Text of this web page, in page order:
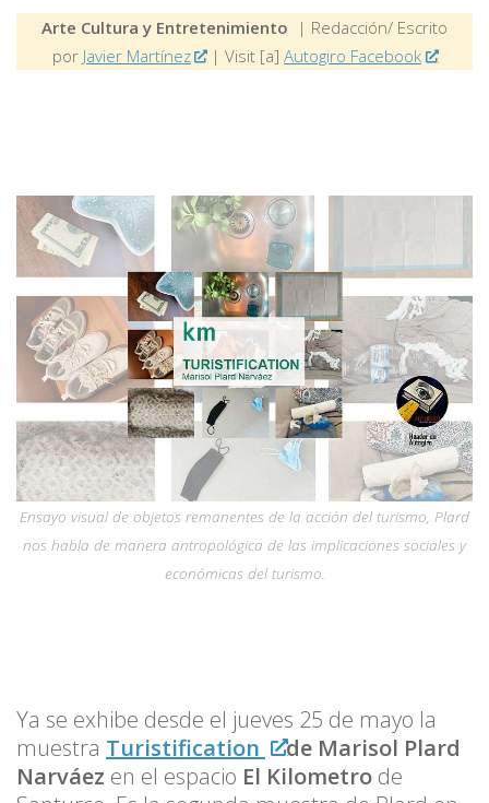
Arte Cultura y Entretenimiento | Redacción/ Escrito
por Javier Martínez | Visit [a] Autogiro Facebook
Ensayo visual de objetos remanentes de la acción del turismo, Plard
nos habla de manera antropológica de las implicaciones sociales y
económicas del turismo.
Ya se exhibe desde el jueves 25 de mayo la
muestra Turistification
de Marisol Plard
Narváez en el espacio El Kilometro de